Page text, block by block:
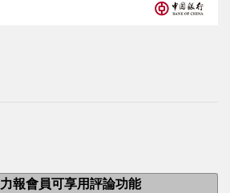
力報會員可享用評論功能